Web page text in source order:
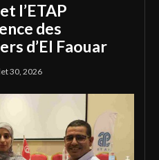
l’ETAP
des
d’El Faouar
30, 2026